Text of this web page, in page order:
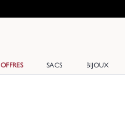
OFFRES SACS BIJOUX